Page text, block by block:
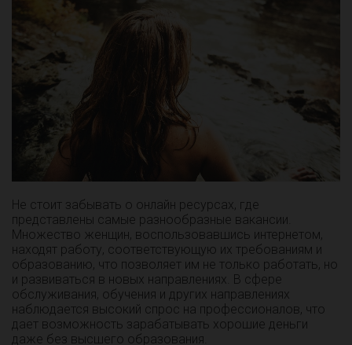
Не стоит забывать о онлайн ресурсах, где
представлены самые разнообразные вакансии.
Множество женщин, воспользовавшись интернетом,
находят работу, соответствующую их требованиям и
образованию, что позволяет им не только работать, но
и развиваться в новых направлениях. В сфере
обслуживания, обучения и других направлениях
наблюдается высокий спрос на профессионалов, что
дает возможность зарабатывать хорошие деньги
даже без высшего образования.